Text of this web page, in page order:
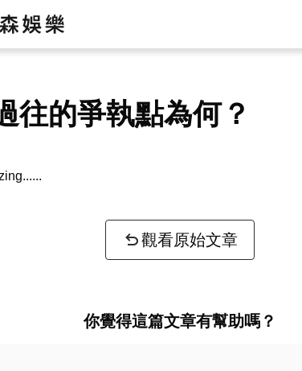
往的爭執點為何？
觀看原始文章
你覺得這篇文章有幫助嗎？